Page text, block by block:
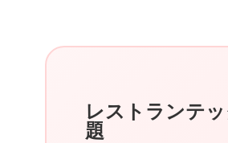
レストランテ
題